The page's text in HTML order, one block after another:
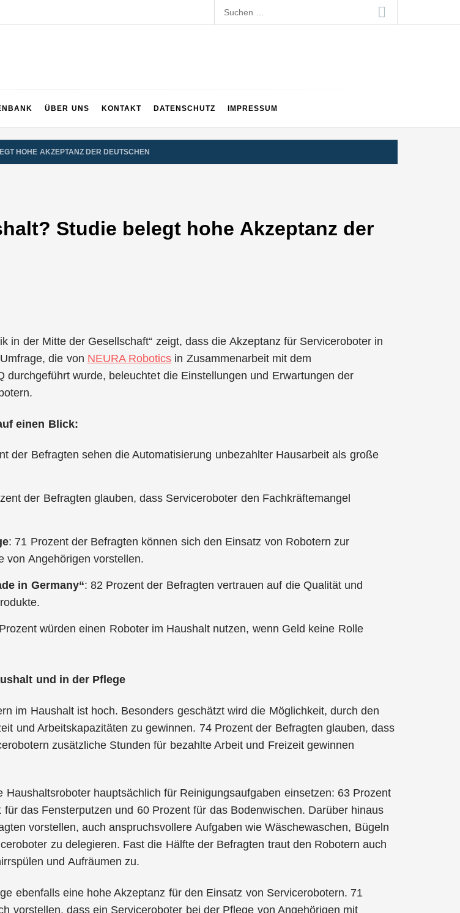
Suchen
nach:
ÜBER UNS KONTAKT DATENSCHUTZ IMPRESSUM
HOHE AKZEPTANZ DER DEUTSCHEN
Studie belegt hohe Akzeptanz der
in der Mitte der Gesellschaft“ zeigt, dass die Akzeptanz für Serviceroboter in
die von NEURA Robotics in Zusammenarbeit mit dem
durchgeführt wurde, beleuchtet die Einstellungen und Erwartungen der
einen Blick:
der Befragten sehen die Automatisierung unbezahlter Hausarbeit als große
der Befragten glauben, dass Serviceroboter den Fachkräftemangel
: 71 Prozent der Befragten können sich den Einsatz von Robotern zur
von Angehörigen vorstellen.
in Germany“: 82 Prozent der Befragten vertrauen auf die Qualität und
würden einen Roboter im Haushalt nutzen, wenn Geld keine Rolle
und in der Pflege
im Haushalt ist hoch. Besonders geschätzt wird die Möglichkeit, durch den
und Arbeitskapazitäten zu gewinnen. 74 Prozent der Befragten glauben, dass
zusätzliche Stunden für bezahlte Arbeit und Freizeit gewinnen
Haushaltsroboter hauptsächlich für Reinigungsaufgaben einsetzen: 63 Prozent
das Fensterputzen und 60 Prozent für das Bodenwischen. Darüber hinaus
vorstellen, auch anspruchsvollere Aufgaben wie Wäschewaschen, Bügeln
zu delegieren. Fast die Hälfte der Befragten traut den Robotern auch
und Aufräumen zu.
ebenfalls eine hohe Akzeptanz für den Einsatz von Servicerobotern. 71
vorstellen, dass ein Serviceroboter bei der Pflege von Angehörigen mit